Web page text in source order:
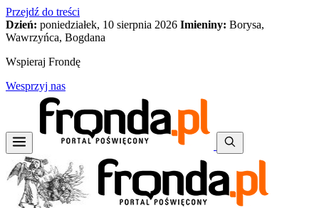
Przejdź do treści
Dzień: poniedziałek, 10 sierpnia 2026 Imieniny: Borysa,
Wawrzyńca, Bogdana
Wspieraj Frondę
Wesprzyj nas